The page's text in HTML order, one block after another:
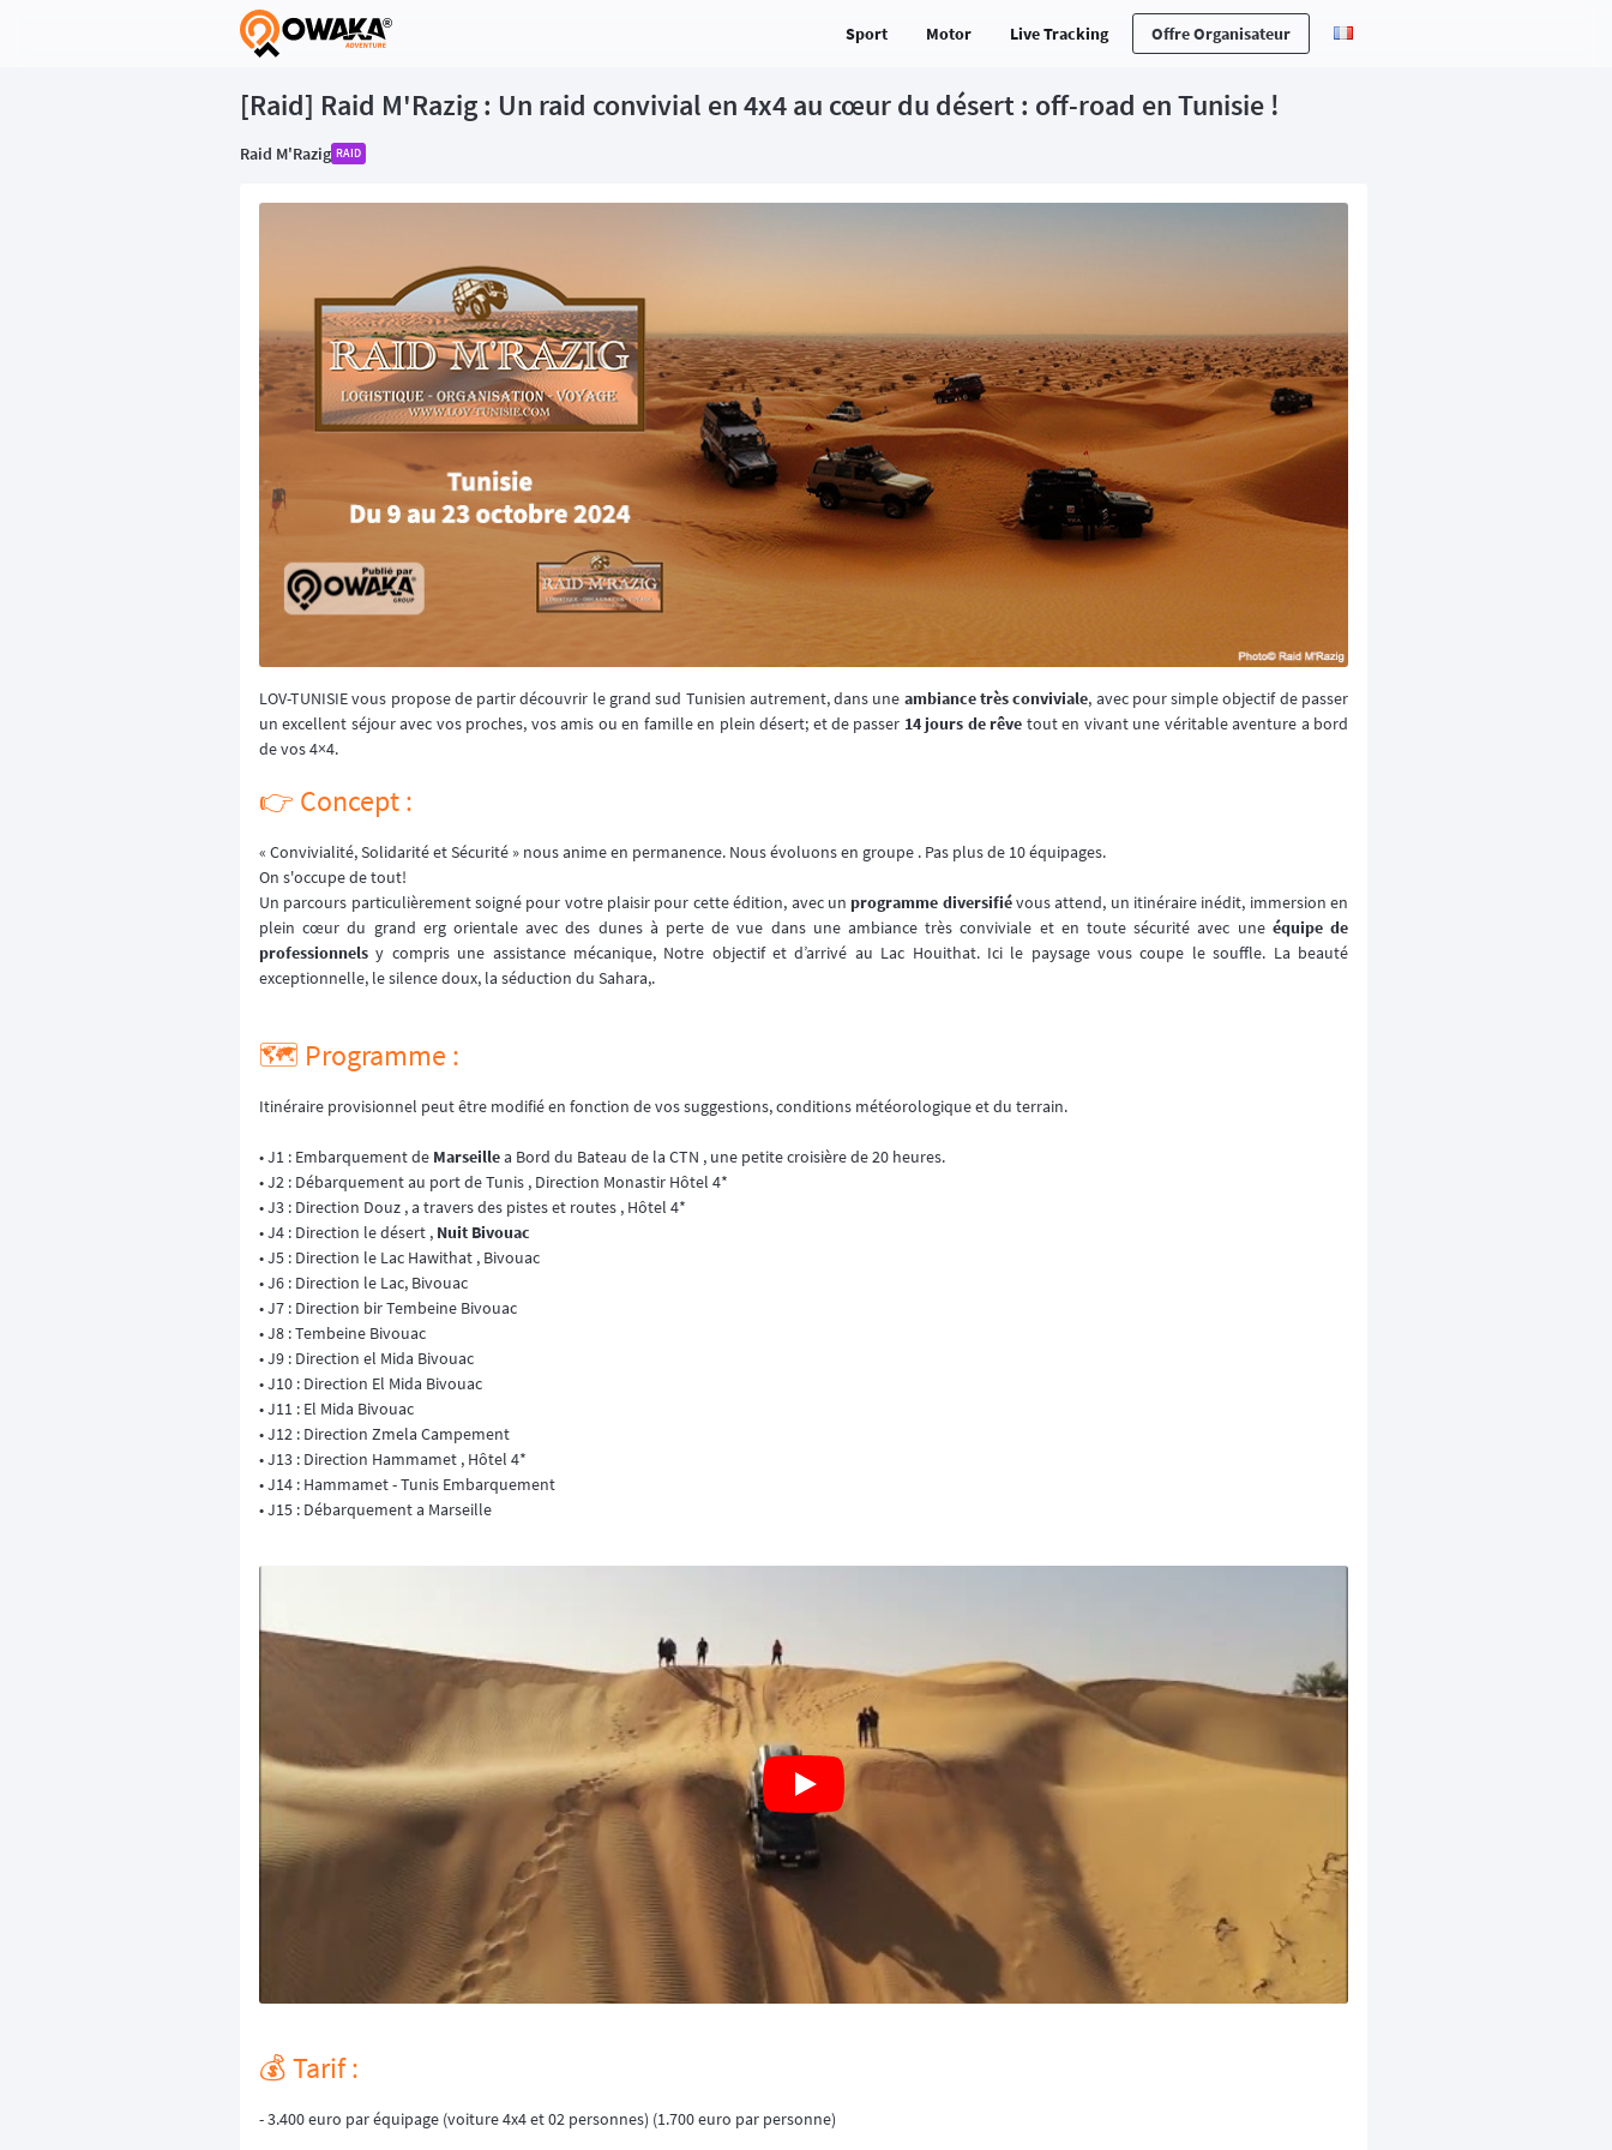
® Sport Motor Live Tracking Offre Organisateur
[Raid] Raid M'Razig : Un raid convivial en 4x4 au cœur du désert : off-road en Tunisie !
Raid M'Razig RAID
LOV-TUNISIE vous propose de partir découvrir le grand sud Tunisien autrement, dans une ambiance très conviviale, avec pour simple objectif de passer
un excellent séjour avec vos proches, vos amis ou en famille en plein désert; et de passer 14 jours de rêve tout en vivant une véritable aventure a bord
de vos 4×4.
👉️ Concept :
« Convivialité, Solidarité et Sécurité » nous anime en permanence. Nous évoluons en groupe . Pas plus de 10 équipages.
On s'occupe de tout!
Un parcours particulièrement soigné pour votre plaisir pour cette édition, avec un programme diversifiévous attend, un itinéraire inédit, immersion en
plein cœur du grand erg orientale avec des dunes à perte de vue dans une ambiance très conviviale et en toute sécurité avec une équipe de
professionnels y compris une assistance mécanique, Notre objectif et d’arrivé au Lac Houithat. Ici le paysage vous coupe le souffle. La beauté
exceptionnelle, le silence doux, la séduction du Sahara,.
🗺️ Programme :
Itinéraire provisionnel peut être modifié en fonction de vos suggestions, conditions météorologique et du terrain.
• J1 : Embarquement de Marseillea Bord du Bateau de la CTN , une petite croisière de 20 heures.
• J2 : Débarquement au port de Tunis , Direction Monastir Hôtel 4*
• J3 : Direction Douz , a travers des pistes et routes , Hôtel 4*
• J4 : Direction le désert , Nuit Bivouac
• J5 : Direction le Lac Hawithat , Bivouac
• J6 : Direction le Lac, Bivouac
• J7 : Direction bir Tembeine Bivouac
• J8 : Tembeine Bivouac
• J9 : Direction el Mida Bivouac
• J10 : Direction El Mida Bivouac
• J11 : El Mida Bivouac
• J12 : Direction Zmela Campement
• J13 : Direction Hammamet , Hôtel 4*
• J14 : Hammamet - Tunis Embarquement
• J15 : Débarquement a Marseille
💰️ Tarif :
- 3.400 euro par équipage (voiture 4x4 et 02 personnes) (1.700 euro par personne)